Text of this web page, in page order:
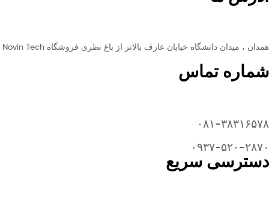
همدان ، میدان دانشگاه خیابان عارف بالاتر از باغ نظری فروشگاه Novin Tech
شماره تماس
۰۸۱-۳۸۳۱۶۵۷۸
۰۹۳۷-۵۲۰-۲۸۷۰​
دسترسی سریع